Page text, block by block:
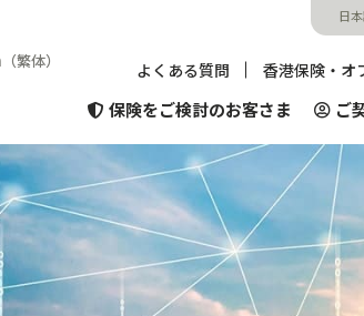
（繁体）
日
よくある質問 香港保険・オ
保険をご検討のお客さま貯蓄型保険・
相続に備える貯蓄
ご
WEBサービス
について